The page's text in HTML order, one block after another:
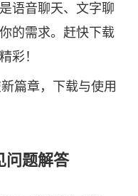
语音聊天、文字聊
的需求。赶快下载
彩！
问题解答